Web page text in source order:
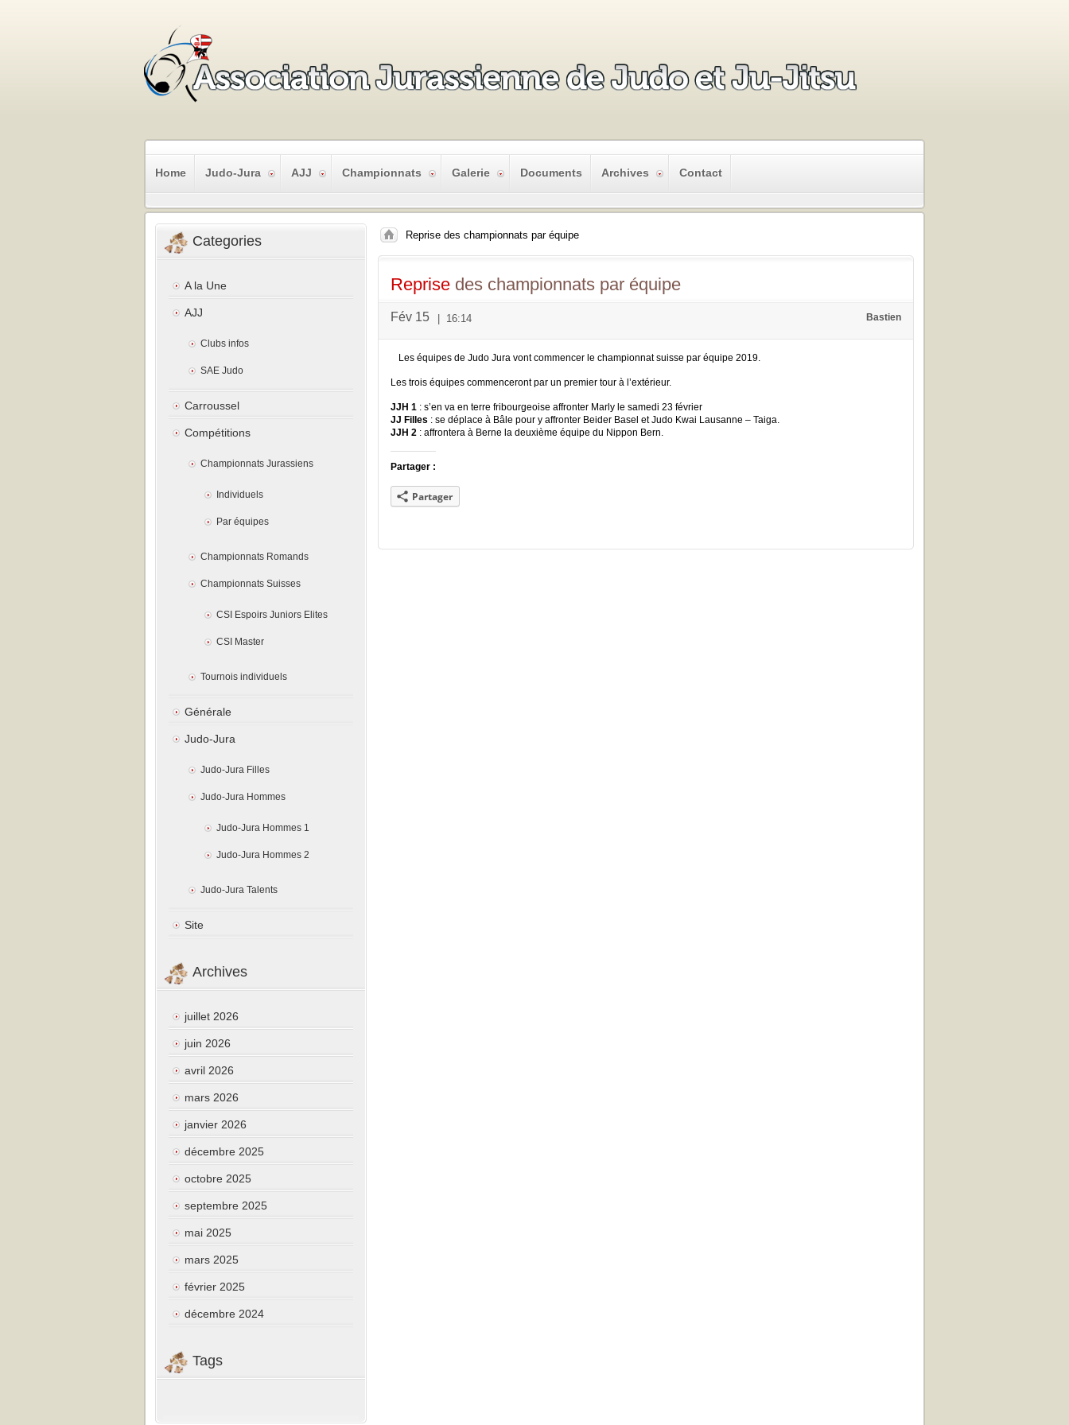
Home Judo-Jura AJJ Championnats Galerie Documents Archives Contact
Reprise des championnats par équipe
Reprise des championnats par équipe
Bastien
Fév 15 16:14
Les équipes de Judo Jura vont commencer le championnat suisse par équipe 2019.
Les trois équipes commenceront par un premier tour à l’extérieur.
JJH 1 : s’en va en terre fribourgeoise affronter Marly le samedi 23 février
JJ Filles : se déplace à Bâle pour y affronter Beider Basel et Judo Kwai Lausanne – Taiga.
JJH 2 : affrontera à Berne la deuxième équipe du Nippon Bern.
Partager :
Partager
Categories
A la Une
AJJ
Clubs infos
SAE Judo
Carroussel
Compétitions
Championnats Jurassiens
Individuels
Par équipes
Championnats Romands
Championnats Suisses
CSI Espoirs Juniors Elites
CSI Master
Tournois individuels
Générale
Judo-Jura
Judo-Jura Filles
Judo-Jura Hommes
Judo-Jura Hommes 1
Judo-Jura Hommes 2
Judo-Jura Talents
Site
Archives
juillet 2026
juin 2026
avril 2026
mars 2026
janvier 2026
décembre 2025
octobre 2025
septembre 2025
mai 2025
mars 2025
février 2025
décembre 2024
Tags